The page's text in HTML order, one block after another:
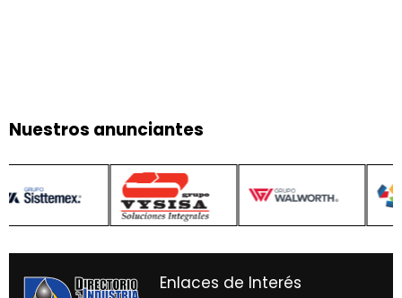
Nuestros anunciantes
Enlaces de Interés